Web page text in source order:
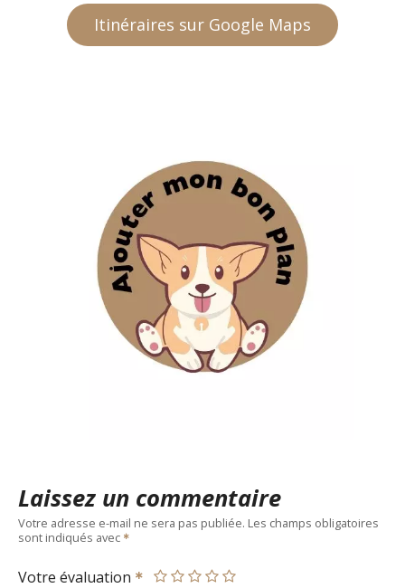
Itinéraires sur Google Maps
Laissez un commentaire
Votre adresse e-mail ne sera pas publiée. Les champs obligatoires
sont indiqués avec
Votre évaluation